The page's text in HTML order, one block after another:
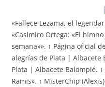
«Fallece Lezama, el
«Casimiro Ortega: «El
semana»». ↑ Página oficial
alegrías de Plata | Albacete
Plata | Albacete Balompié.
Ramis». ↑ MisterChip